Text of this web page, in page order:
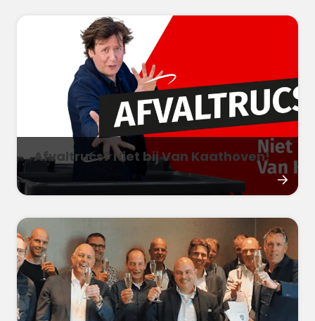
Afvaltrucs? Niet bij Van Kaathoven!